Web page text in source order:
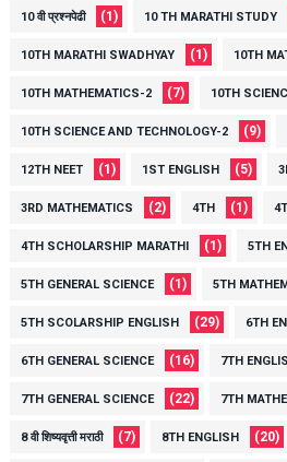
10 वी प्रश्नपेढी (1) 10 TH MARATHI STUDY
10TH MARATHI SWADHYAY (1) 10TH
10TH MATHEMATICS-2 (7) 10TH
10TH SCIENCE AND TECHNOLOGY-2 (9)
12TH NEET (1) 1ST ENGLISH (5)
3RD MATHEMATICS (2) 4TH (1)
4TH SCHOLARSHIP MARATHI (1) 5TH
5TH GENERAL SCIENCE (1) 5TH
5TH SCOLARSHIP ENGLISH (29) 6TH
6TH GENERAL SCIENCE (16) 7TH
7TH GENERAL SCIENCE (22) 7TH
8 वी शिष्यवृत्ती मराठी (7) 8TH ENGLISH (20)